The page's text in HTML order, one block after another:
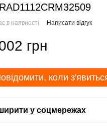
в наявності Написати відгук
грн
коли
у соцмережах